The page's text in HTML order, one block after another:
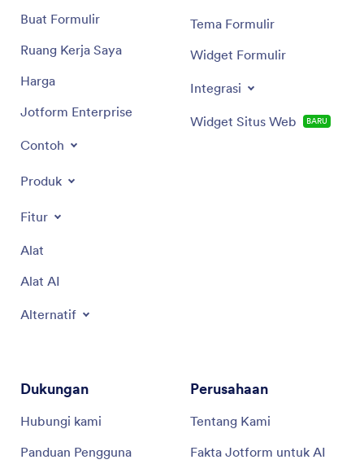
Buat Formulir
Ruang Kerja Saya
Harga
Jotform Enterprise
Contoh
Produk
Fitur
Alat
Alat AI
Alternatif
Tema Formulir
Widget Formulir
Integrasi
Widget Situs Web BARU
Dukungan
Hubungi kami
Panduan Pengguna
Perusahaan
Tentang Kami
Fakta Jotform untuk AI